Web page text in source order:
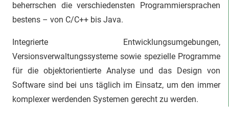
beherrschen die verschiedensten Programmiersprachen
bestens – von C/C++ bis Java.
Integrierte Entwicklungsumgebungen,
Versionsverwaltungssysteme sowie spezielle Programme
für die objektorientierte Analyse und das Design von
Software sind bei uns täglich im Einsatz, um den immer
komplexer werdenden Systemen gerecht zu werden.